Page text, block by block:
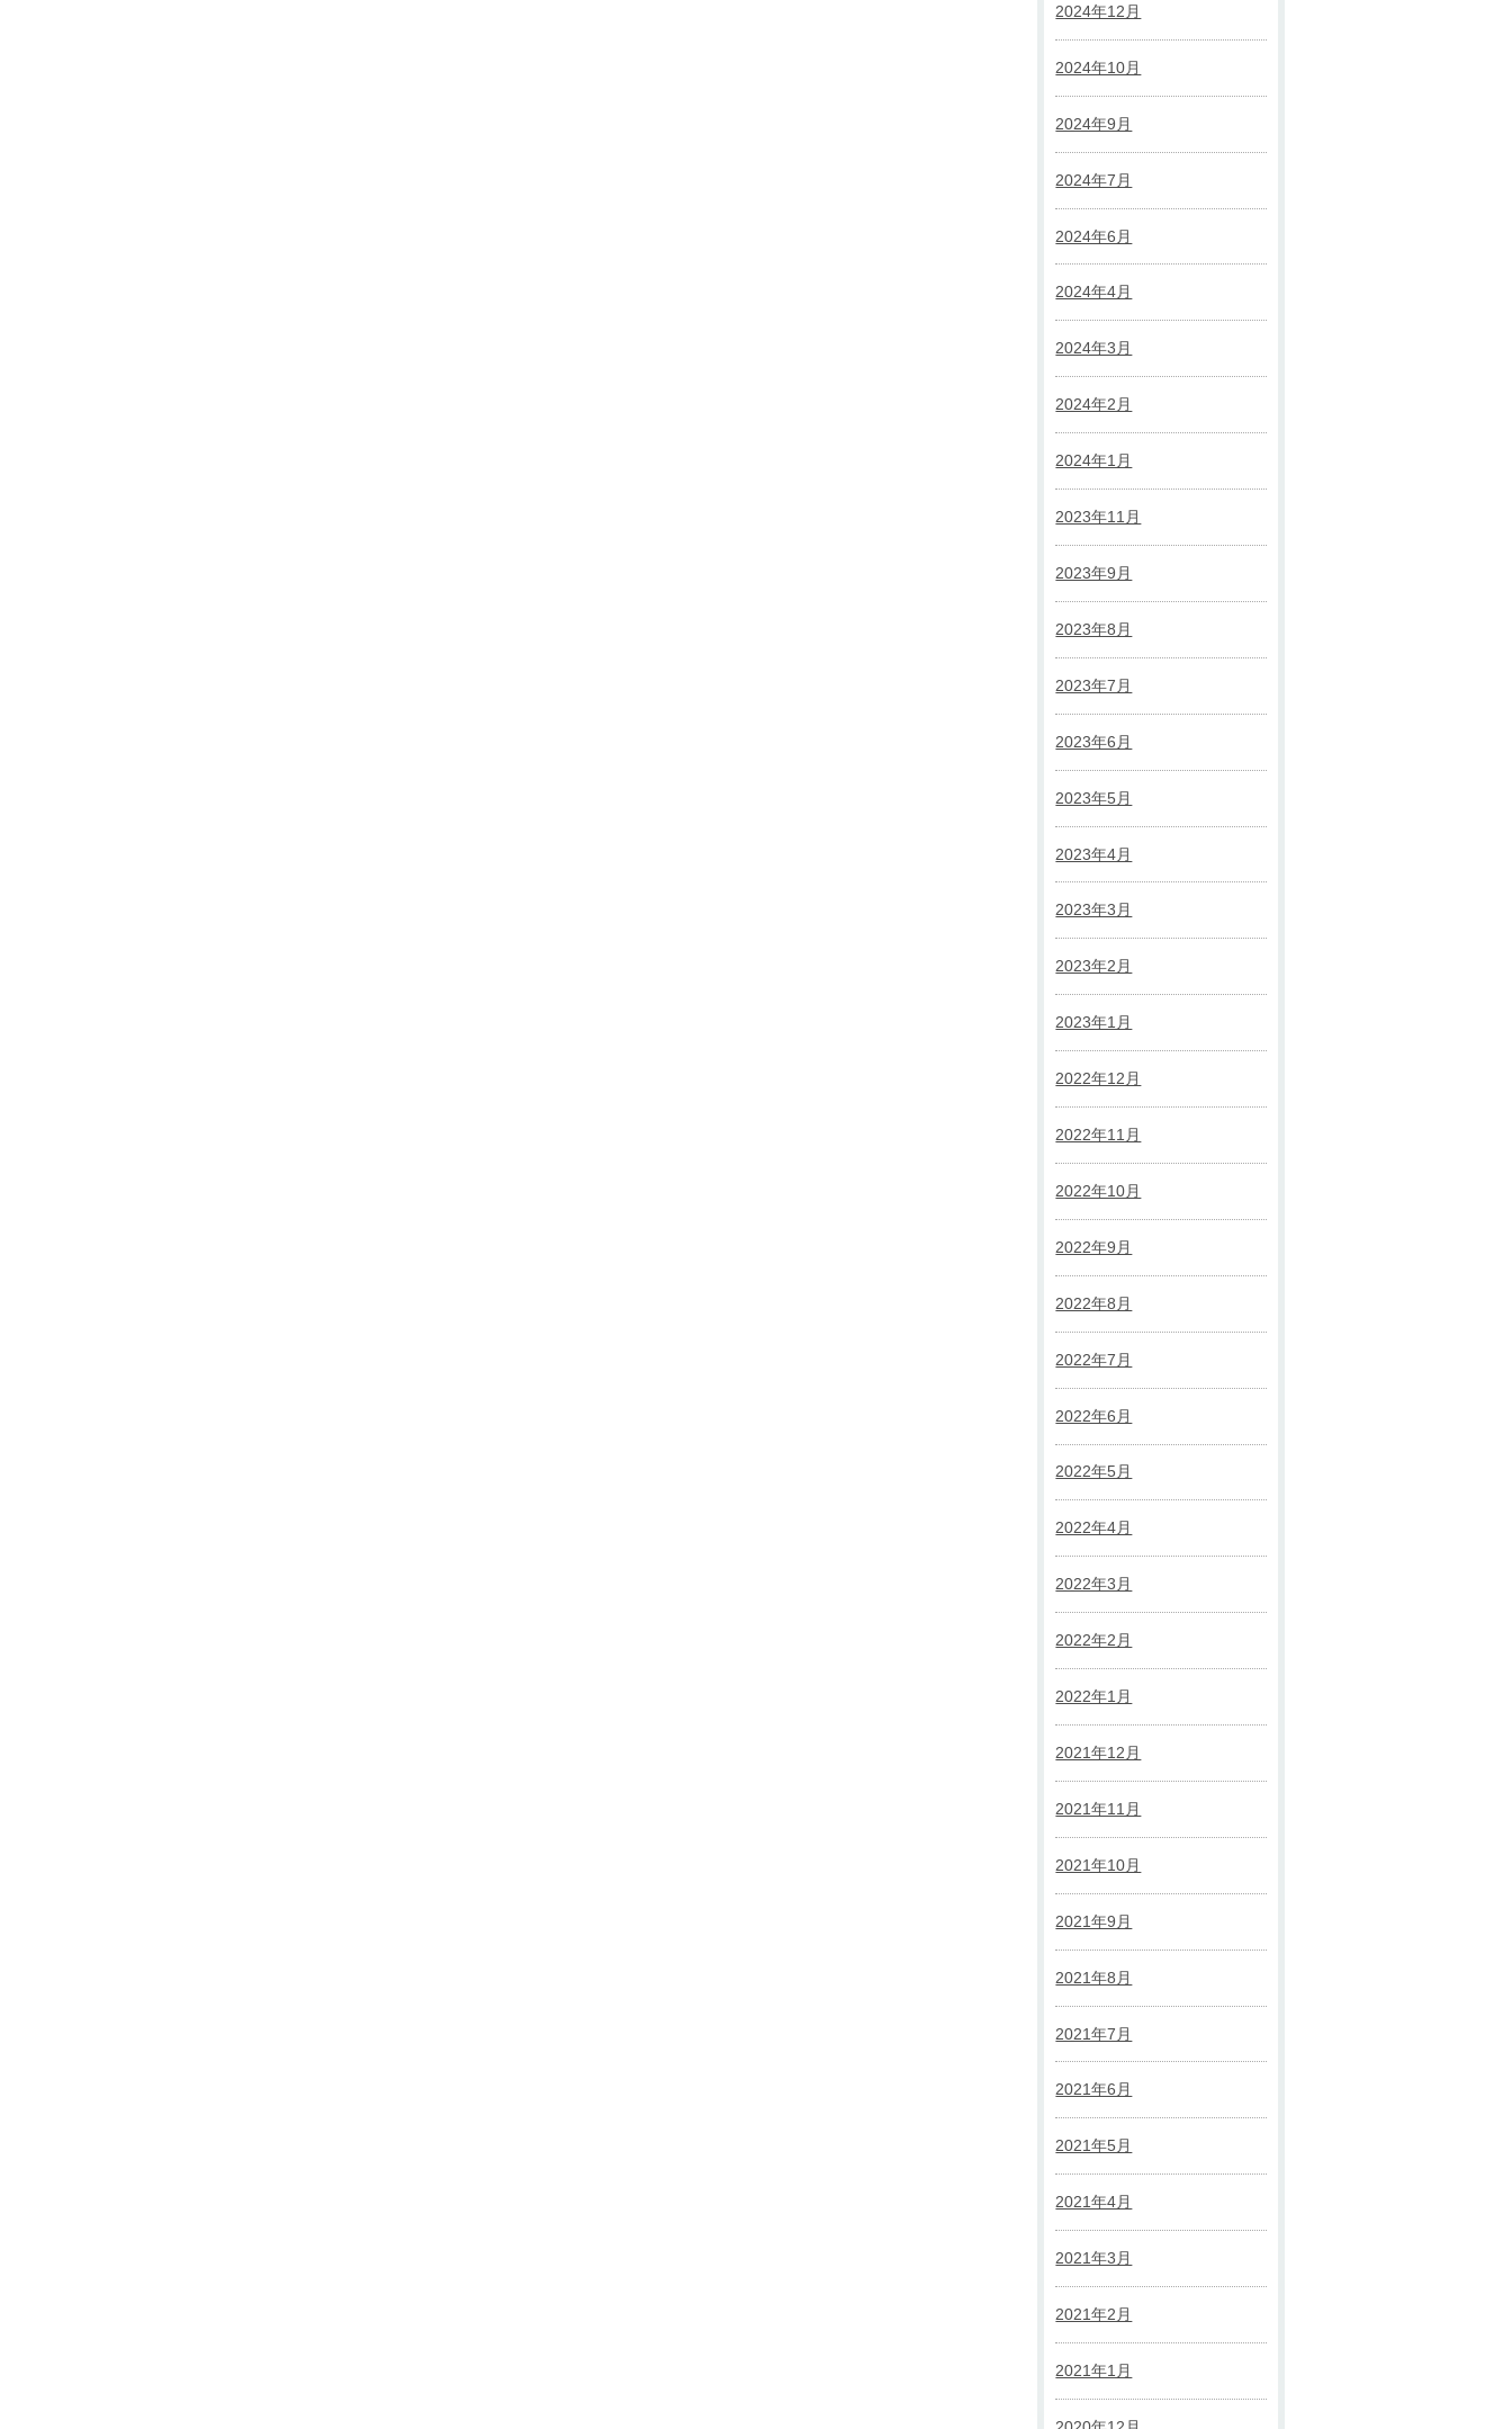
2024年12月
2024年10月
2024年9月
2024年7月
2024年6月
2024年4月
2024年3月
2024年2月
2024年1月
2023年11月
2023年9月
2023年8月
2023年7月
2023年6月
2023年5月
2023年4月
2023年3月
2023年2月
2023年1月
2022年12月
2022年11月
2022年10月
2022年9月
2022年8月
2022年7月
2022年6月
2022年5月
2022年4月
2022年3月
2022年2月
2022年1月
2021年12月
2021年11月
2021年10月
2021年9月
2021年8月
2021年7月
2021年6月
2021年5月
2021年4月
2021年3月
2021年2月
2021年1月